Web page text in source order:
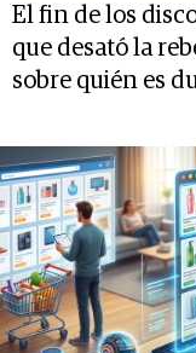
El fin de los
que desató la
sobre quién es